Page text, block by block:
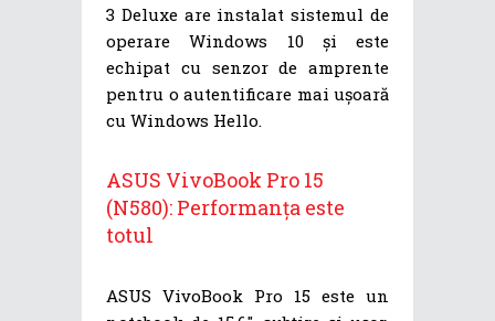
3 Deluxe are instalat sistemul de
operare Windows 10 și este
echipat cu senzor de amprente
pentru o autentificare mai ușoară
cu Windows Hello.
ASUS VivoBook Pro 15
(N580): Performanța este
totul
ASUS VivoBook Pro 15 este un